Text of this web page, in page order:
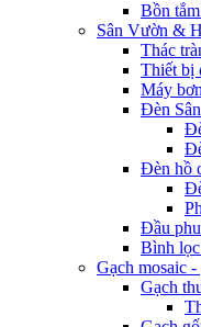
Bồn
Sân Vườn &
Thác
Thiết bị
Máy
Đèn
Đèn hồ
Đầu
Bình lọc
Gạch mosaic
Gạch